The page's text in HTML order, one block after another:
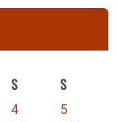
S S
4
5